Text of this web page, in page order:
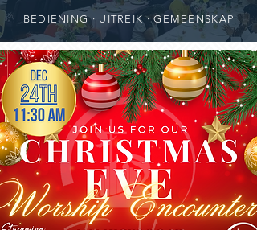
BEDIENING · UITREIK · GEMEENSKAP